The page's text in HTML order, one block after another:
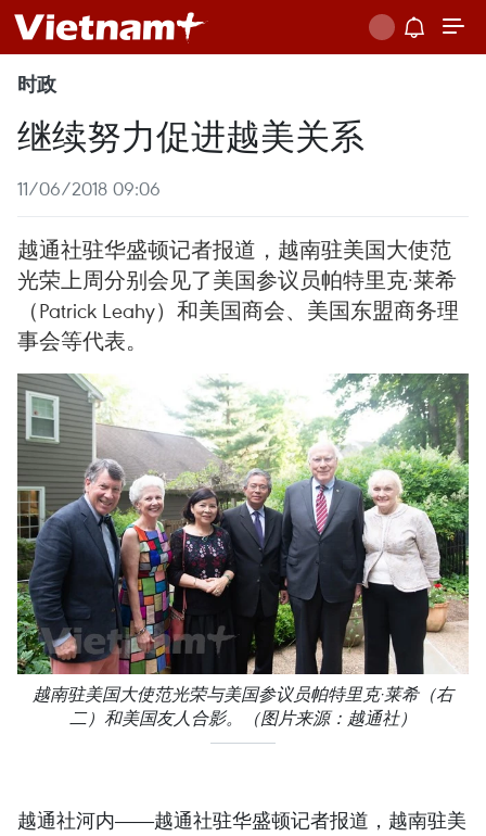
时政
继续努力促进越美关系
11/06/2018 09:06
越通社驻华盛顿记者报道，越南驻美国大使范
光荣上周分别会见了美国参议员帕特里克·莱希
（Patrick Leahy）和美国商会、美国东盟商务理
事会等代表。
越南驻美国大使范光荣与美国参议员帕特里克·莱希（右
二）和美国友人合影。（图片来源：越通社）
越通社河内——越通社驻华盛顿记者报道，越南驻美